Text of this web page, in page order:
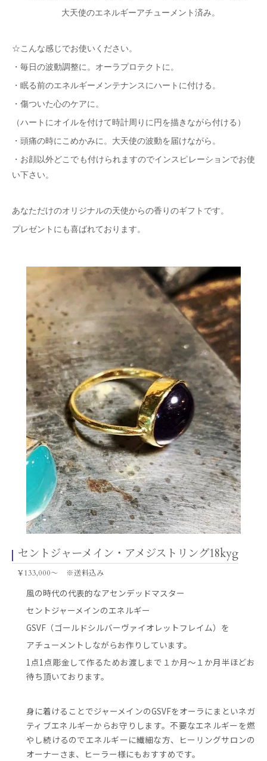
大天使のエネルギーアチューメント済み。
☆こんな感じでお使いください。
・毎日の波動調整に。オーラプロテクトに。
・眠る前のエネルギーメンテナンスにハートに付ける。
・傷ついた心のケアに。
（ハートにオイルを付けて時計周りに円を描きながら付ける）
・頭痛の時にこめかみに。大天使の波動を届けながら。
・お顔以外どこでも付けられますのでインスピレーションでお使
い下さい。
あなただけのオリジナルの天使からの香りのギフトです。
プレゼントにも喜ばれております。
セントジャーメイン・アメジストリング18kyg
¥133,000～ ※送料込み
風の時代の代表的なアセンデッドマスター
セントジャーメインのエネルギー
GSVF（ゴールドシルバーヴァイオレットフレイム）を
アチューメントしながらお作りしています。
1点1点彫金して作るためお渡しまで１か月～１か月半ほどお
待ち頂いております。
身に着けることでジャーメインのGSVFをオーラにまといネガ
ティブエネルギーからお守りします。不要なエネルギーを燃
やし続けるのでエネルギーに繊細な方、ヒーリングサロンの
オーナーさま、ヒーラー様にもおすすめです。